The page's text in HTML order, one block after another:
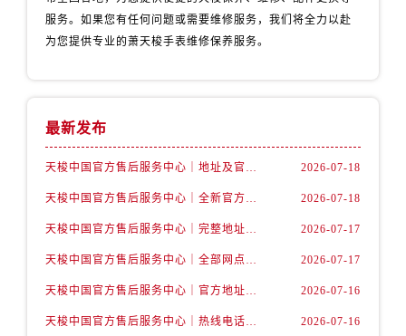
辽宁省葫芦岛市连山区中央路售后服务中心（需提前预约）
辽宁省沈阳市沈河区中街路137号亨得利名表维修授权店1楼售后服务中心（需提前预约）
辽宁省沈阳市沈河区中街路83号亨得利名表维修授权店1楼售后服务中心（需提前预约）
北京市朝阳区建国门外大街甲6号华熙国际中心D座11层1102室售后服务中心（需提前预约）
服务。如果您有任何问题或需要维修服务，我们将全力以赴
为您提供专业的萧天梭手表维修保养服务。
最新发布
天梭中国官方售后服务中心｜地址及官方客服服务电话权威信息通告（2026年7月最新） 2026-07-18
天梭中国官方售后服务中心｜全新官方服务电话与地址权威信息通知（2026年7月最新） 2026-07-18
天梭中国官方售后服务中心｜完整地址与售后热线权威信息声明（2026年7月最新） 2026-07-17
天梭中国官方售后服务中心｜全部网点地址与售后热线权威信息通知（2026年7月最新） 2026-07-17
天梭中国官方售后服务中心｜官方地址与售后电话权威信息声明（2026年7月最新） 2026-07-16
天梭中国官方售后服务中心｜热线电话与完整地址权威信息声明（2026年7月最新） 2026-07-16